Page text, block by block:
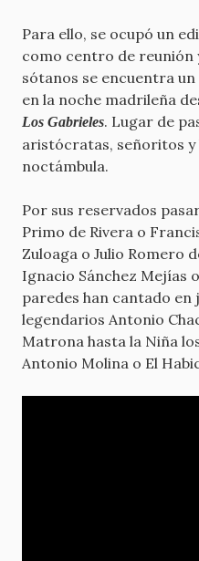
Para ello, se ocupó un
como centro de reunión
sótanos se encuentra
en la noche madrileña
Los Gabrieles. Lugar de
aristócratas, señoritos y
noctámbula.
Por sus reservados
Primo de Rivera o
Zuloaga o Julio Romero
Ignacio Sánchez Mejías
paredes han cantado en
legendarios Antonio
Matrona hasta la Niña
Antonio Molina o El